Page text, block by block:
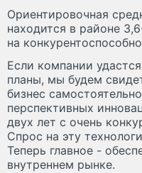
Ориентировочная
находится в районе
на
Если компании
планы, мы будем
бизнес
перспективных
двух лет с очень
Спрос на эту
Теперь главное -
внутреннем рынке.